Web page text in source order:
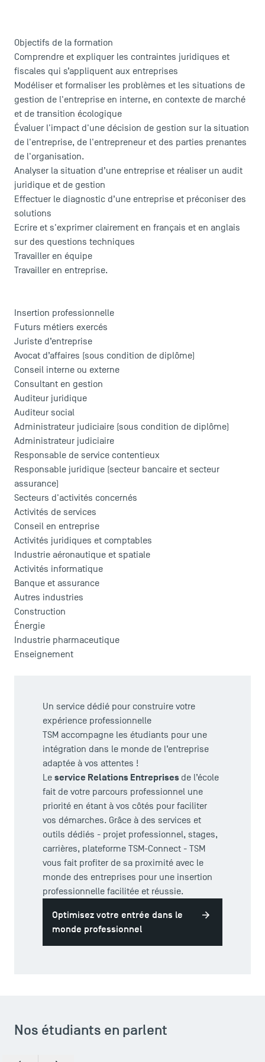
Plans et accès à TSM
TSM Éducation
Objectifs de la formation
Comprendre et expliquer les contraintes juridiques et
fiscales qui s’appliquent aux entreprises
Modéliser et formaliser les problèmes et les situations de
gestion de l'entreprise en interne, en contexte de marché
et de transition écologique
Évaluer l'impact d'une décision de gestion sur la situation
de l'entreprise, de l'entrepreneur et des parties prenantes
de l'organisation.
Analyser la situation d’une entreprise et réaliser un audit
juridique et de gestion
Effectuer le diagnostic d’une entreprise et préconiser des
solutions
Ecrire et s'exprimer clairement en français et en anglais
sur des questions techniques
Travailler en équipe
Travailler en entreprise.
Un service dédié pour construire votre
expérience professionnelle
TSM accompagne les étudiants pour une
intégration dans le monde de l’entreprise
adaptée à vos attentes !
Le service Relations Entreprises de l’école
fait de votre parcours professionnel une
priorité en étant à vos côtés pour faciliter
vos démarches. Grâce à des services et
outils dédiés - projet professionnel, stages,
carrières, plateforme TSM-Connect - TSM
vous fait profiter de sa proximité avec le
monde des entreprises pour une insertion
professionnelle facilitée et réussie.
Optimisez votre entrée dans le
monde professionnel
Insertion professionnelle
Futurs métiers exercés
Juriste d’entreprise
Avocat d’affaires (sous condition de diplôme)
Conseil interne ou externe
Consultant en gestion
Auditeur juridique
Auditeur social
Administrateur judiciaire (sous condition de diplôme)
Administrateur judiciaire
Responsable de service contentieux
Responsable juridique (secteur bancaire et secteur
assurance)
Secteurs d'activités concernés
Activités de services
Conseil en entreprise
Activités juridiques et comptables
Industrie aéronautique et spatiale
Activités informatique
Banque et assurance
Autres industries
Construction
Énergie
Industrie pharmaceutique
Enseignement
Nos étudiants en parlent